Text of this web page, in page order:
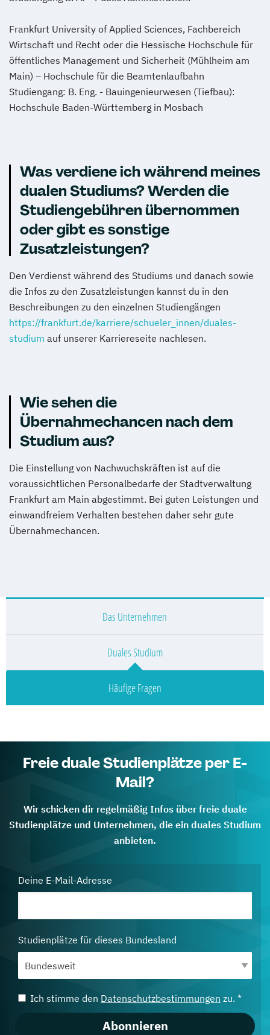
Frankfurt University of Applied Sciences, Fachbereich
Wirtschaft und Recht oder die Hessische Hochschule für
öffentliches Management und Sicherheit (Mühlheim am
Main) – Hochschule für die Beamtenlaufbahn
Studiengang: B. Eng. - Bauingenieurwesen (Tiefbau):
Hochschule Baden-Württemberg in Mosbach
Was verdiene ich während meines
dualen Studiums? Werden die
Studiengebühren übernommen
oder gibt es sonstige
Zusatzleistungen?
Den Verdienst während des Studiums und danach sowie
die Infos zu den Zusatzleistungen kannst du in den
Beschreibungen zu den einzelnen Studiengängen
https://frankfurt.de/karriere/schueler_innen/duales-
studium auf unserer Karriereseite nachlesen.
Wie sehen die
Übernahmechancen nach dem
Studium aus?
Die Einstellung von Nachwuchskräften ist auf die
voraussichtlichen Personalbedarfe der Stadtverwaltung
Frankfurt am Main abgestimmt. Bei guten Leistungen und
einwandfreiem Verhalten bestehen daher sehr gute
Übernahmechancen.
Das Unternehmen
Duales Studium
Häufige Fragen
Freie duale Studienplätze per E-
Mail?
Wir schicken dir regelmäßig Infos über freie duale
Studienplätze und Unternehmen, die ein duales Studium
anbieten.
Deine E-Mail-Adresse
Studienplätze für dieses Bundesland
Ich stimme den Datenschutzbestimmungen zu. *
Abonnieren